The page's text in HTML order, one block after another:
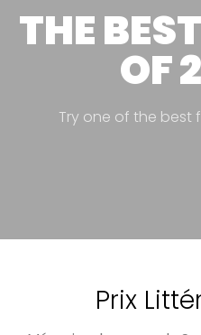
THE
OF
Try one of the best
Prix